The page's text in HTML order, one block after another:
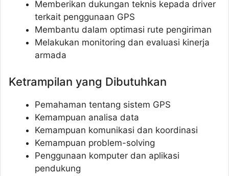
Memberikan dukungan teknis kepada driver
terkait penggunaan GPS
Membantu dalam optimasi rute pengiriman
Melakukan monitoring dan evaluasi kinerja
armada
Ketrampilan yang Dibutuhkan
Pemahaman tentang sistem GPS
Kemampuan analisa data
Kemampuan komunikasi dan koordinasi
Kemampuan problem-solving
Penggunaan komputer dan aplikasi
pendukung